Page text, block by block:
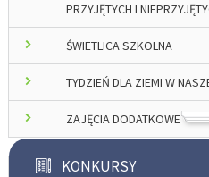
PRZYJĘTYCH I
ŚWIETLICA SZKOLNA
TYDZIEŃ DLA ZIEMI W
ZAJĘCIA DODATKOWE
KONKURSY